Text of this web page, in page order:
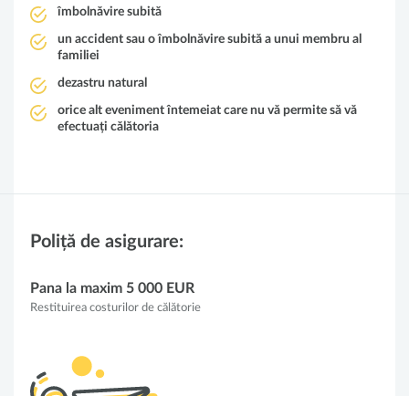
îmbolnăvire subită
un accident sau o îmbolnăvire subită a unui membru al
familiei
dezastru natural
orice alt eveniment întemeiat care nu vă permite să vă
efectuați călătoria
Poliță de asigurare:
Pana la maxim 5 000 EUR
Restituirea costurilor de călătorie